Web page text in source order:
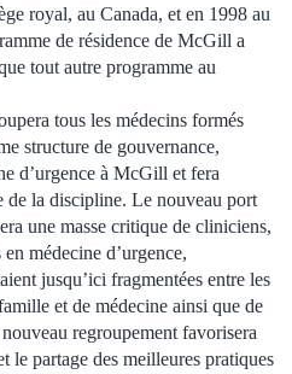
royal, au Canada, et en 1998 au
de résidence de McGill a
tout autre programme au
tous les médecins formés
structure de gouvernance,
d’urgence à McGill et fera
de la discipline. Le nouveau port
une masse critique de cliniciens,
médecine d’urgence,
jusqu’ici fragmentées entre les
et de médecine ainsi que de
regroupement favorisera
le partage des meilleures pratiques